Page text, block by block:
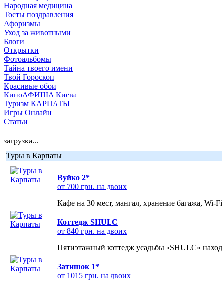
Народная медицина
Тосты поздравления
Афоризмы
Уход за животными
Блоги
Открытки
Фотоальбомы
Тайна твоего имени
Твой Гороскоп
Красивые обои
КиноАФИША Киева
Туризм КАРПАТЫ
Игры Онлайн
Статьи
загрузка...
Туры в Карпаты
Вуйко 2*
от 700 грн. на двоих
Кафе на 30 мест, мангал, хранение багажа, Wi-
Коттедж SHULC
от 840 грн. на двоих
Пятиэтажный коттедж усадьбы «SHULC»
Затишок 1*
от 1015 грн. на двоих